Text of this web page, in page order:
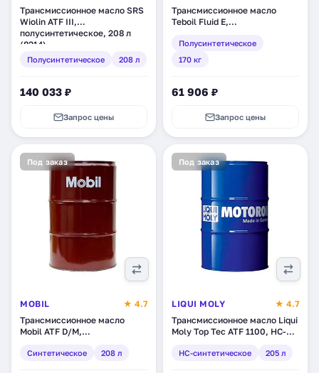
Трансмиссионное масло SRS
Wiolin ATF III,
полусинтетическое, 208 л
(8214)
Полусинтетическое 208 л
140 033 ₽
Запрос цены
Трансмиссионное масло
Teboil Fluid E,
(tb-65)
Полусинтетическое
170 кг
61 906 ₽
Запрос цены
Под заказ
MOBIL
★ 4.7
Трансмиссионное масло
Mobil ATF D/M,
(103035)
Синтетическое 208 л
Под заказ
LIQUI MOLY
★ 4.7
Трансмиссионное масло Liqui
Moly Top Tec ATF 1100, НС-
HC-синтетическое 205 л